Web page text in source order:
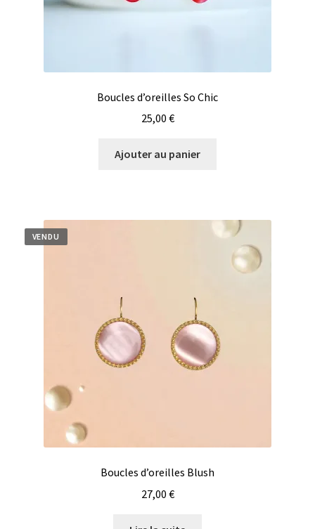
Boucles d’oreilles So Chic
25,00 €
Ajouter au panier
VENDU
Boucles d’oreilles Blush
27,00 €